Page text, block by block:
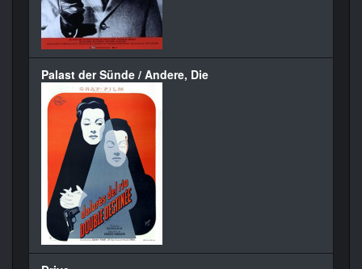
Palast der Sünde / Andere, Die